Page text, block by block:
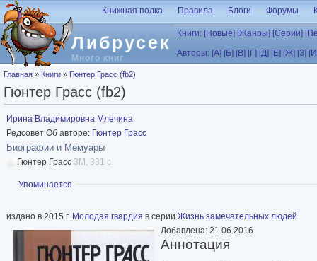
Перейти к основному содержанию
Либрусек
Много книг
Книжная полка Правила Блоги Форумы
Книги: [Новые] [Жанры] [Серии]
Авторы: [А] [Б] [В] [Г] [Д] [Е] [Ж] [З]
Вы здесь
Главная » Книги » Гюнтер Грасс (fb2)
Гюнтер Грасс (fb2)
Ирина Владимировна Млечина
Редсовет Об авторе: Гюнтер Грасс
Биографии и Мемуары
Гюнтер Грасс 3M, 331 с.
Показать
Упоминается
издано в 2015 г. Молодая гвардия в серии Жизнь замечательных людей
Добавлена: 21.06.2016
Аннотация